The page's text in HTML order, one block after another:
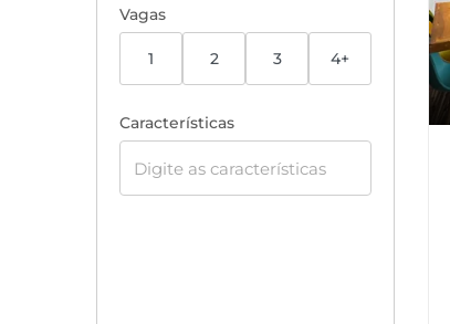
Vagas
1 2 3 4+
Características